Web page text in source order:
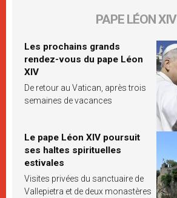
PAPE LÉON XIV
Les prochains grands
rendez-vous du pape Léon
XIV
De retour au Vatican, après trois
semaines de vacances
Le pape Léon XIV poursuit
ses haltes spirituelles
estivales
Visites privées du sanctuaire de
Vallepietra et de deux monastères